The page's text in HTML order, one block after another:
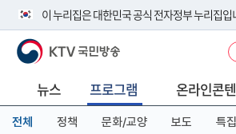
이 누리집은 대한민국 공식 전자정부 누리집입
공식 누리집 주소 확인하기
니다.
이밖에 or.kr 또는 .kr등 다른 도메인 주소를 사
서 도메인 주소를 확인해 보세요
KTV 국민방송
뉴스 프로그램 온라인콘
전체 정책 문화/교양 보도 특집